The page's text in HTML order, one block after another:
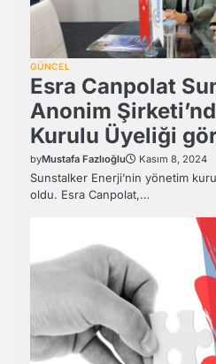
GÜNCEL
Esra Canpolat
Anonim
Kurulu Üyeliği
byMustafa Fazlıoğlu Kasım 8, 2024
Sunstalker Enerji’nin yönetim
oldu. Esra Canpolat,…